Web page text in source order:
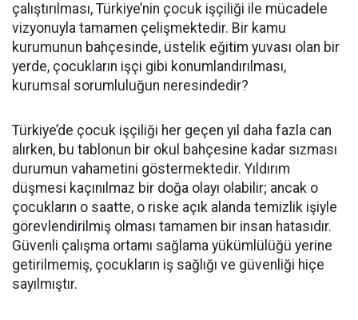
çalıştırılması, Türkiye’nin çocuk işçiliği ile mücadele
vizyonuyla tamamen çelişmektedir. Bir kamu
kurumunun bahçesinde, üstelik eğitim yuvası olan bir
yerde, çocukların işçi gibi konumlandırılması,
kurumsal sorumluluğun neresindedir?
Türkiye’de çocuk işçiliği her geçen yıl daha fazla can
alırken, bu tablonun bir okul bahçesine kadar sızması
durumun vahametini göstermektedir. Yıldırım
düşmesi kaçınılmaz bir doğa olayı olabilir; ancak o
çocukların o saatte, o riske açık alanda temizlik işiyle
görevlendirilmiş olması tamamen bir insan hatasıdır.
Güvenli çalışma ortamı sağlama yükümlülüğü yerine
getirilmemiş, çocukların iş sağlığı ve güvenliği hiçe
sayılmıştır.